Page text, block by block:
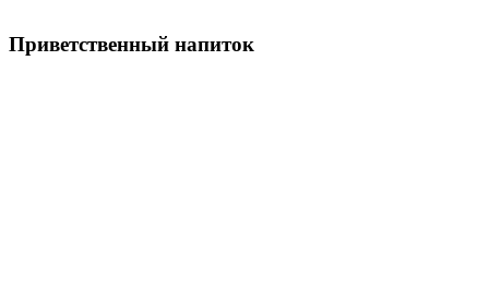
Приветственный напиток